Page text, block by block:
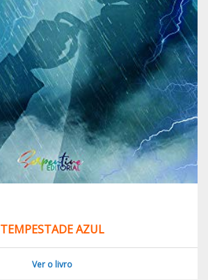
TEMPESTADE AZUL
Ver o livro